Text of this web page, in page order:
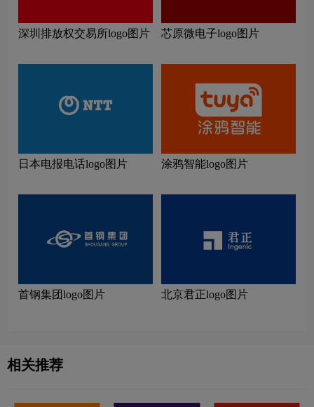
深圳排放权交易所logo图片 芯原微电子logo图片
日本电报电话logo图片 涂鸦智能logo图片
首钢集团logo图片 北京君正logo图片
相关推荐